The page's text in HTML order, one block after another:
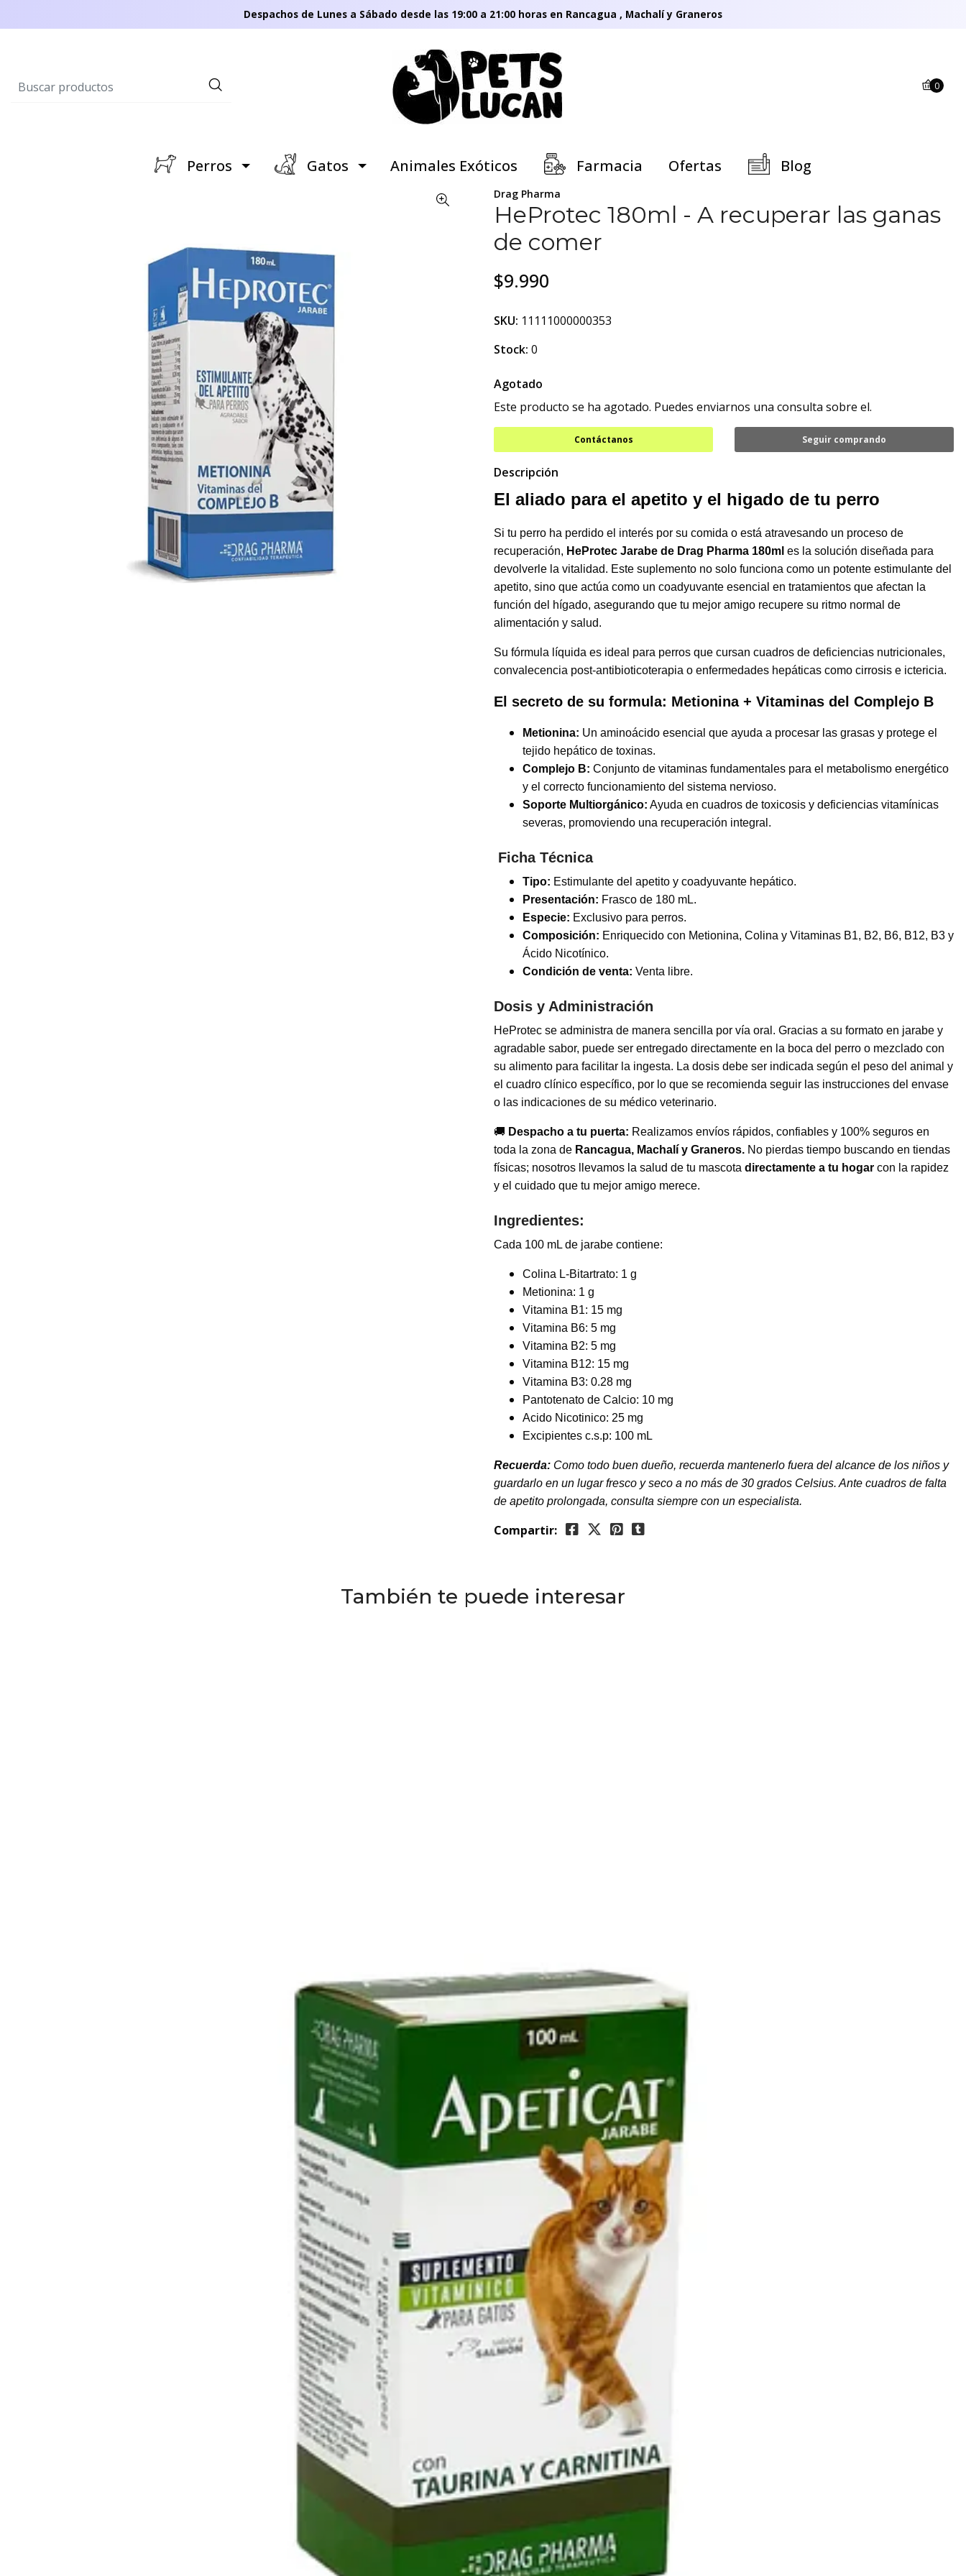
Despachos de Lunes a Sábado desde las 19:00 a 21:00 horas en Rancagua , Machalí y Graneros
0
Perros Gatos Animales Exóticos Farmacia Ofertas Blog
Drag Pharma
HeProtec 180ml - A recuperar las ganas
de comer
$9.990
SKU: 11111000000353
Stock: 0
Agotado
Este producto se ha agotado. Puedes enviarnos una consulta sobre el.
Contáctanos Seguir comprando
Descripción
El aliado para el apetito y el higado de tu perro
Si tu perro ha perdido el interés por su comida o está atravesando un proceso de
recuperación, HeProtec Jarabe de Drag Pharma 180ml es la solución diseñada para
devolverle la vitalidad. Este suplemento no solo funciona como un potente estimulante del
apetito, sino que actúa como un coadyuvante esencial en tratamientos que afectan la
función del hígado, asegurando que tu mejor amigo recupere su ritmo normal de
alimentación y salud.
Su fórmula líquida es ideal para perros que cursan cuadros de deficiencias nutricionales,
convalecencia post-antibioticoterapia o enfermedades hepáticas como cirrosis e ictericia.
El secreto de su formula: Metionina + Vitaminas del Complejo B
Metionina: Un aminoácido esencial que ayuda a procesar las grasas y protege el
tejido hepático de toxinas.
Complejo B: Conjunto de vitaminas fundamentales para el metabolismo energético
y el correcto funcionamiento del sistema nervioso.
Soporte Multiorgánico: Ayuda en cuadros de toxicosis y deficiencias vitamínicas
severas, promoviendo una recuperación integral.
Ficha Técnica
Tipo: Estimulante del apetito y coadyuvante hepático.
Presentación: Frasco de 180 mL.
Especie: Exclusivo para perros.
Composición: Enriquecido con Metionina, Colina y Vitaminas B1, B2, B6, B12, B3 y
Ácido Nicotínico.
Condición de venta: Venta libre.
Dosis y Administración
HeProtec se administra de manera sencilla por vía oral. Gracias a su formato en jarabe y
agradable sabor, puede ser entregado directamente en la boca del perro o mezclado con
su alimento para facilitar la ingesta. La dosis debe ser indicada según el peso del animal y
el cuadro clínico específico, por lo que se recomienda seguir las instrucciones del envase
o las indicaciones de su médico veterinario.
🚚 Despacho a tu puerta: Realizamos envíos rápidos, confiables y 100% seguros en
toda la zona de Rancagua, Machalí y Graneros. No pierdas tiempo buscando en tiendas
físicas; nosotros llevamos la salud de tu mascota directamente a tu hogar con la rapidez
y el cuidado que tu mejor amigo merece.
Ingredientes:
Cada 100 mL de jarabe contiene:
Colina L-Bitartrato: 1 g
Metionina: 1 g
Vitamina B1: 15 mg
Vitamina B6: 5 mg
Vitamina B2: 5 mg
Vitamina B12: 15 mg
Vitamina B3: 0.28 mg
Pantotenato de Calcio: 10 mg
Acido Nicotinico: 25 mg
Excipientes c.s.p: 100 mL
Recuerda: Como todo buen dueño, recuerda mantenerlo fuera del alcance de los niños y
guardarlo en un lugar fresco y seco a no más de 30 grados Celsius. Ante cuadros de falta
de apetito prolongada, consulta siempre con un especialista.
Compartir:
También te puede interesar